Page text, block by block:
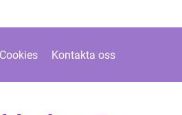
Cookies Kontakta oss